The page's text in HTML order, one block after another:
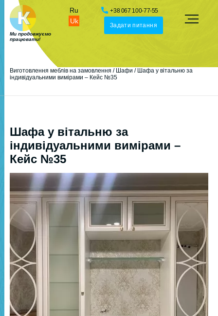
Ми продовжуємо
працювати!
Uk
Ru +38 067 100-77-55
Задати питання
Виготовлення меблів на замовлення / Шафи / Шафа у вітальню за
індивідуальними вимірами – Кейс №35
Шафа у вітальню за
індивідуальними вимірами –
Кейс №35